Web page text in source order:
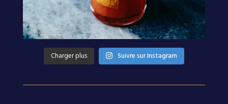
Charger plus Suivre sur Instagram